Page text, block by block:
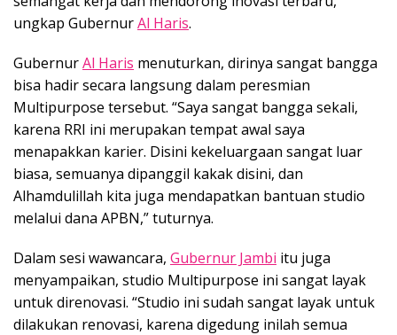
ungkap GubernurAl Haris.
GubernurAl Haris menuturkan, dirinya sangat bangga
bisa hadir secara langsung dalam peresmian
Multipurpose tersebut. “Saya sangat bangga sekali,
karena RRI ini merupakan tempat awal saya
menapakkan karier. Disini kekeluargaan sangat luar
biasa, semuanya dipanggil kakak disini, dan
Alhamdulillah kita juga mendapatkan bantuan studio
melalui dana APBN,” tuturnya.
Dalam sesi wawancara, Gubernur Jambi itu juga
menyampaikan, studio Multipurpose ini sangat layak
untuk direnovasi. “Studio ini sudah sangat layak untuk
dilakukan renovasi, karena digedung inilah semua